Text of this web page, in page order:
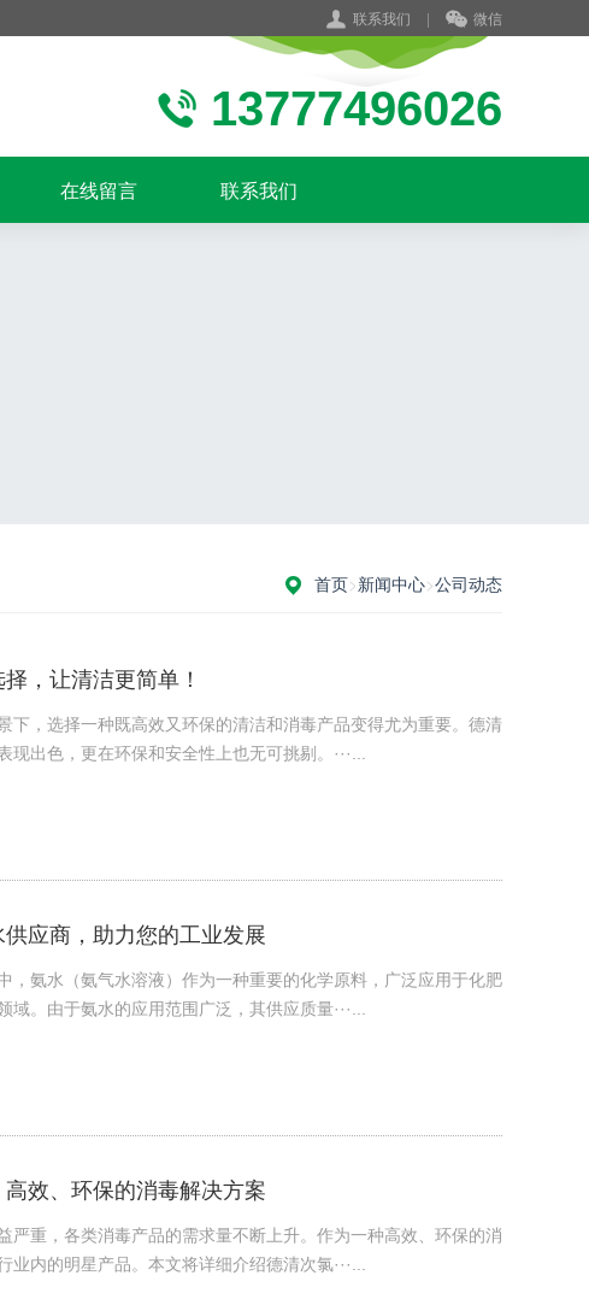
联系我们 | 微信
13777496026
在线留言 联系我们
首页>新闻中心>公司动态
，让清洁更简单！
下，选择一种既高效又环保的清洁和消毒产品变得尤为重要。德清
出色，更在环保和安全性上也无可挑剔。···...
应商，助力您的工业发展
，氨水（氨气水溶液）作为一种重要的化学原料，广泛应用于化肥
。由于氨水的应用范围广泛，其供应质量···...
效、环保的消毒解决方案
严重，各类消毒产品的需求量不断上升。作为一种高效、环保的消
内的明星产品。本文将详细介绍德清次氯···...